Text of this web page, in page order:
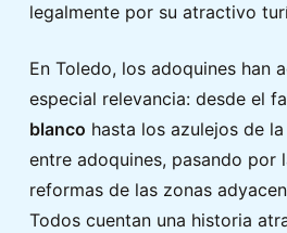
legalmente por su atractivo
En Toledo, los adoquines han
especial relevancia: desde el
blanco hasta los azulejos de
entre adoquines, pasando por
reformas de las zonas
Todos cuentan una historia